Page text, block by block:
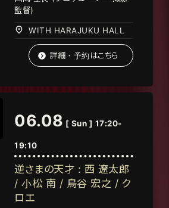
監督)
WITH HARAJUKU HALL
詳細・予約はこちら
06.08 [ Sun ] 17:20-
19:10
逆さまの天才 : 西 遼太郎
/ 小松 南 / 鳥谷 宏之 / ク
ロエ